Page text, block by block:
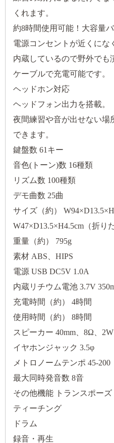
くれます。
約8時間使用可能！大容量
電源コンセントが近くにな
内蔵しているので野外でも
ケーブルで充電可能です。
ヘッドホン対応
ヘッドフォン出力を搭載。
夜間練習や音が出せない場
できます。
鍵盤数 61キー
音色(トーン)数 16種類
リズム数 100種類
デモ曲数 25曲
サイズ（約）
W47×D13.5×H4.5cm（折り
重量（約） 795g
素材 ABS、HIPS
電源 USB DC5V 1.0A
内蔵リチウム電池 3.7V
充電時間（約） 4時間
使用時間（約） 8時間
スピーカー 40mm、8Ω、2W
イヤホンジャック 3.5φ
メトロノームテンポ 45-200
最大同時発音数 8音
その他機能 トランスポーズ
ティーチング
ドラム
録音・再生